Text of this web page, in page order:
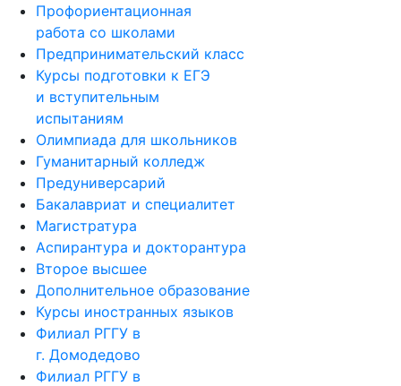
Профориентационная
работа со школами
Предпринимательский класс
Курсы подготовки к ЕГЭ
и вступительным
испытаниям
Олимпиада для школьников
Гуманитарный колледж
Предуниверсарий
Бакалавриат и специалитет
Магистратура
Аспирантура и докторантура
Второе высшее
Дополнительное образование
Курсы иностранных языков
Филиал РГГУ в
г. Домодедово
Филиал РГГУ в